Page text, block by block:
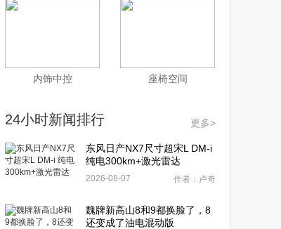
内饰中控 座椅空间
24小时新闻排行 更多>
东风日产NX7尺寸超宋L DM-i
纯电300km+激光雷达
2026-08-07 作者：卢奇
魏牌新高山8和9都换脸了，8
还变成了油电混动版